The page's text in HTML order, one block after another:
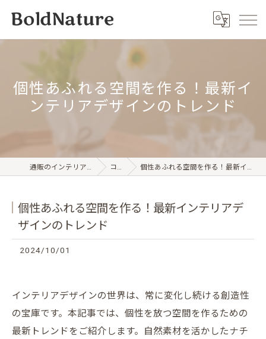
個性あふれる空間を作る！最新イ
ンテリアデザインのトレンド
通販のインテリアならBold Nature コラム 個性あふれる空間を作る！最新インテリアデザインのトレンド
個性あふれる空間を作る！最新インテリアデ
ザインのトレンド
2024/10/01
インテリアデザインの世界は、常に変化し続ける創造性
の宝庫です。本記事では、個性を放つ空間を作るための
最新トレンドをご紹介します。自然素材を活かしたナチ